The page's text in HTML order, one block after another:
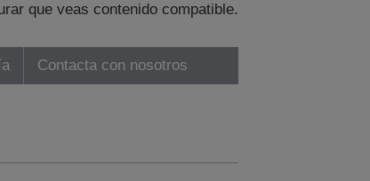
que veas contenido compatible.
Contacta con nosotros